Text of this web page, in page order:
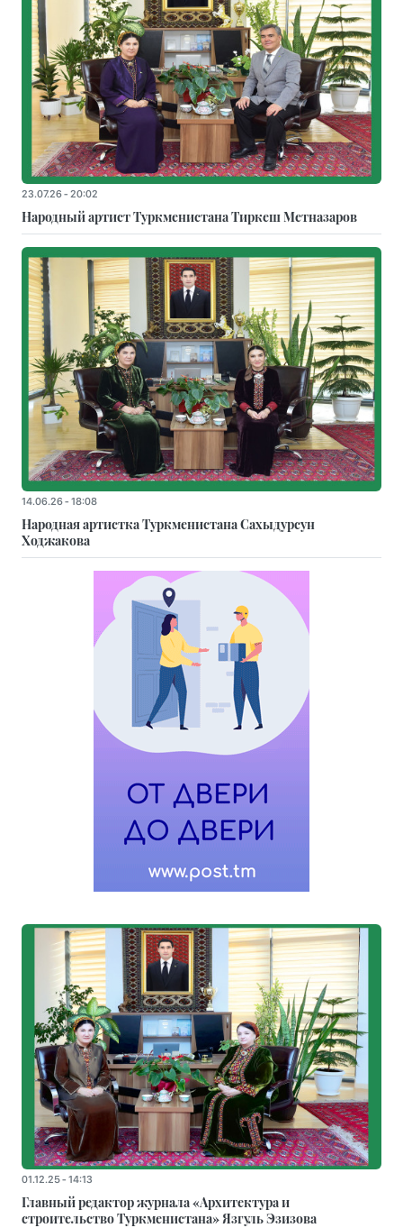
23.07.26 - 20:02
Народный артист Туркменистана Тиркеш Мeтназаров
14.06.26 - 18:08
Народная артистка Туркменистана Сахыдурсун
Ходжакова
01.12.25 - 14:13
Главный редактор журнала «Архитектура и
строительство Туркменистана» Язгуль Эзизова